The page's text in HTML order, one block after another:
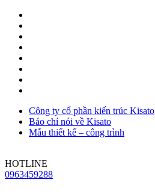
Công ty cổ phần kiến trúc Kisato
Báo chí nói về Kisato
Mẫu thiết kế – công trình
HOTLINE
0963459288